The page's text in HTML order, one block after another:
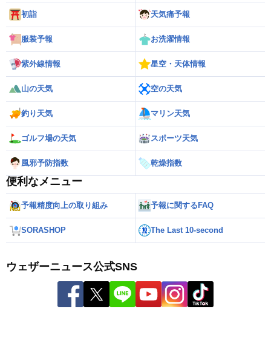
初詣 天気痛予報
服装予報 お洗濯情報
紫外線情報 星空・天体情報
山の天気 空の天気
釣り天気 マリン天気
ゴルフ場の天気 スポーツ天気
風邪予防指数 乾燥指数
便利なメニュー
予報精度向上の取り組み 予報に関するFAQ
SORASHOP The Last 10-second
ウェザーニュース公式SNS